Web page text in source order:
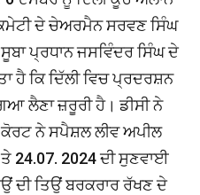
ਦੇ ਚੇਅਰਮੈਨ ਸਰਵਣ ਸਿੰਘ
ਪ੍ਰਧਾਨ ਜਸਵਿੰਦਰ ਸਿੰਘ ਦੇ
ਹੈ ਕਿ ਦਿੱਲੀ ਵਿਚ ਪ੍ਰਦਰਸ਼ਨ
ਲੈਣਾ ਜ਼ਰੂਰੀ ਹੈ। ਡੀਸੀ ਨੇ
ਨੇ ਸਪੈਸ਼ਲ ਲੀਵ ਅਪੀਲ
24.07. 2024 ਦੀ ਸੁਣਵਾਈ
ਦੀ ਤਿਉਂ ਬਰਕਰਾਰ ਰੱਖਣ ਦੇ